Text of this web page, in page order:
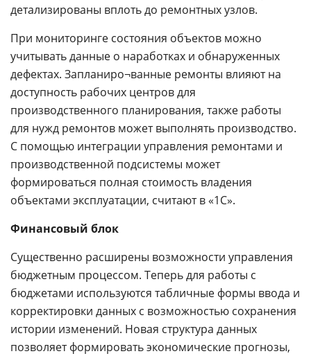
детализированы вплоть до ремонтных узлов.
При мониторинге состояния объектов можно
учитывать данные о наработках и обнаруженных
дефектах. Запланиро¬ванные ремонты влияют на
доступность рабочих центров для
производственного планирования, также работы
для нужд ремонтов может выполнять производство.
С помощью интеграции управления ремонтами и
производственной подсистемы может
формироваться полная стоимость владения
объектами эксплуатации, считают в «1С».
Финансовый блок
Существенно расширены возможности управления
бюджетным процессом. Теперь для работы с
бюджетами используются табличные формы ввода и
корректировки данных с возможностью сохранения
истории изменений. Новая структура данных
позволяет формировать экономические прогнозы,